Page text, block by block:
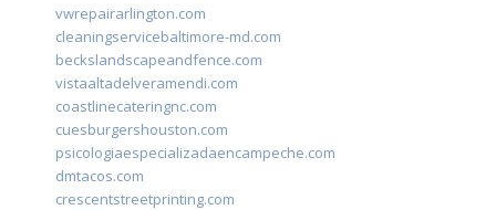
vwrepairarlington.com
cleaningservicebaltimore-md.com
beckslandscapeandfence.com
vistaaltadelveramendi.com
coastlinecateringnc.com
cuesburgershouston.com
psicologiaespecializadaencampeche.com
dmtacos.com
crescentstreetprinting.com